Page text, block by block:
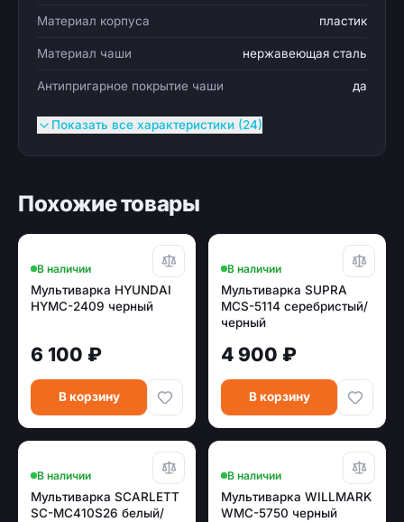
Материал корпуса пластик
Материал чаши нержавеющая сталь
Антипригарное покрытие чаши да
Показать все характеристики (24)
Похожие товары
В наличии
Мультиварка HYUNDAI
HYMC-2409 черный
6 100 ₽
В корзину
В наличии
Мультиварка SUPRA
MCS-5114 серебристый/
черный
4 900 ₽
В корзину
В наличии
Мультиварка SCARLETT
SC-MC410S26 белый/
В наличии
Мультиварка WILLMARK
WMC-5750 черный